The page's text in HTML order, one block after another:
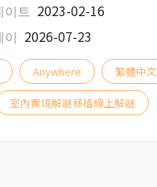
이트 2023-02-16
이 2026-07-23
Anywhere 繁體中文
室內實境解謎移植線上解謎